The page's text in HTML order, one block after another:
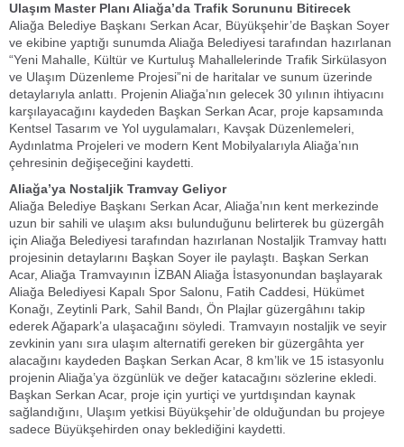
Ulaşım Master Planı Aliağa’da Trafik Sorununu Bitirecek
Aliağa Belediye Başkanı Serkan Acar, Büyükşehir’de Başkan Soyer
ve ekibine yaptığı sunumda Aliağa Belediyesi tarafından hazırlanan
“Yeni Mahalle, Kültür ve Kurtuluş Mahallelerinde Trafik Sirkülasyon
ve Ulaşım Düzenleme Projesi”ni de haritalar ve sunum üzerinde
detaylarıyla anlattı. Projenin Aliağa’nın gelecek 30 yılının ihtiyacını
karşılayacağını kaydeden Başkan Serkan Acar, proje kapsamında
Kentsel Tasarım ve Yol uygulamaları, Kavşak Düzenlemeleri,
Aydınlatma Projeleri ve modern Kent Mobilyalarıyla Aliağa’nın
çehresinin değişeceğini kaydetti.
Aliağa’ya Nostaljik Tramvay Geliyor
Aliağa Belediye Başkanı Serkan Acar, Aliağa’nın kent merkezinde
uzun bir sahili ve ulaşım aksı bulunduğunu belirterek bu güzergâh
için Aliağa Belediyesi tarafından hazırlanan Nostaljik Tramvay hattı
projesinin detaylarını Başkan Soyer ile paylaştı. Başkan Serkan
Acar, Aliağa Tramvayının İZBAN Aliağa İstasyonundan başlayarak
Aliağa Belediyesi Kapalı Spor Salonu, Fatih Caddesi, Hükümet
Konağı, Zeytinli Park, Sahil Bandı, Ön Plajlar güzergâhını takip
ederek Ağapark’a ulaşacağını söyledi. Tramvayın nostaljik ve seyir
zevkinin yanı sıra ulaşım alternatifi gereken bir güzergâhta yer
alacağını kaydeden Başkan Serkan Acar, 8 km’lik ve 15 istasyonlu
projenin Aliağa’ya özgünlük ve değer katacağını sözlerine ekledi.
Başkan Serkan Acar, proje için yurtiçi ve yurtdışından kaynak
sağlandığını, Ulaşım yetkisi Büyükşehir’de olduğundan bu projeye
sadece Büyükşehirden onay beklediğini kaydetti.